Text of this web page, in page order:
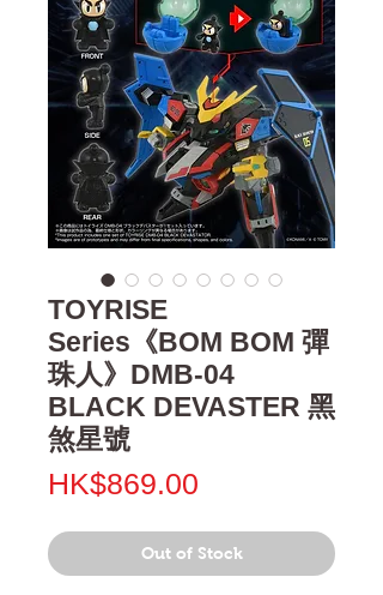
TOYRISE
Series《BOM BOM 彈
珠人》DMB-04
BLACK DEVASTER 黑
煞星號
HK$869.00
Out of Stock